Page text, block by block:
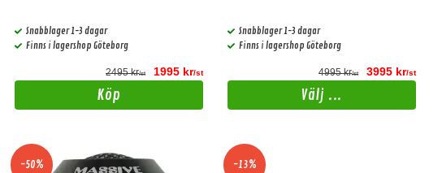
Snabblager 1-3 dagar
Finns i lagershop Göteborg
2495 kr/st 1995 kr/st
Köp
Snabblager 1-3 dagar
Finns i lagershop Göteborg
4995 kr/st 3995 kr/st
Välj ...
-50% -13%